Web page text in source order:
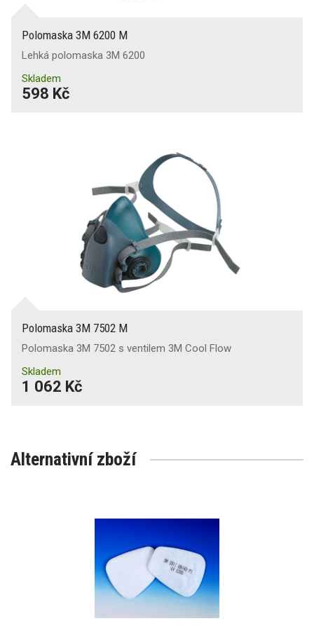
Polomaska 3M 6200 M
Lehká polomaska 3M 6200
Skladem
598 Kč
Polomaska 3M 7502 M
Polomaska 3M 7502 s ventilem 3M Cool Flow
Skladem
1 062 Kč
Alternativní zboží